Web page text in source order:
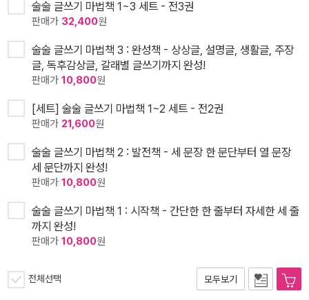
술술 글쓰기 마법책 1~3 세트 - 전3권
판매가 32,400원
술술 글쓰기 마법책 3 : 완성책 - 상상글, 설명글, 생활글, 주장
글, 독후감상글, 갈래별 글쓰기까지 완성!
판매가 10,800원
[세트] 술술 글쓰기 마법책 1~2 세트 - 전2권
판매가 21,600원
술술 글쓰기 마법책 2 : 발전책 - 세 문장 한 문단부터 열 문장
세 문단까지 완성!
판매가 10,800원
술술 글쓰기 마법책 1 : 시작책 - 간단한 한 줄부터 자세한 세 줄
까지 완성!
판매가 10,800원
전체선택 모두보기